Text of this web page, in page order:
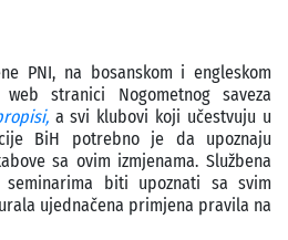
PNI, na bosanskom i engleskom
stranici Nogometnog saveza
a svi klubovi koji učestvuju u
BiH potrebno je da upoznaju
sa ovim izmjenama. Službena
biti upoznati sa svim
ujednačena primjena pravila na